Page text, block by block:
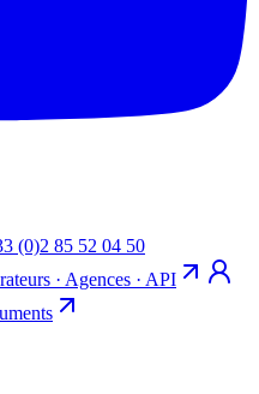
(0)2 85 52 04 50
· Agences · API